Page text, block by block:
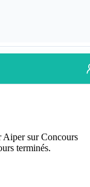
Aiper sur Concours
terminés.